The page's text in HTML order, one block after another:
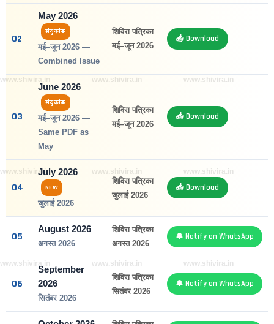
02
May 2026
संयुक्तांक
मई–जून 2026 —
Combined Issue
शिविरा पत्रिका
मई–जून 2026
📥 Download
03
June 2026
संयुक्तांक
मई–जून 2026 —
Same PDF as
May
शिविरा पत्रिका
मई–जून 2026
📥 Download
04
July 2026
NEW
जुलाई 2026
शिविरा पत्रिका
जुलाई 2026
📥 Download
05
August 2026
अगस्त 2026
शिविरा पत्रिका
अगस्त 2026
🔔 Notify on WhatsApp
06
September
2026
सितंबर 2026
शिविरा पत्रिका
सितंबर 2026
🔔 Notify on WhatsApp
www.shivira.in
www.shivira.in
www.shivira.in
www.shivira.in
www.shivira.in
www.shivira.in
www.shivira.in
www.shivira.in
www.shivira.in